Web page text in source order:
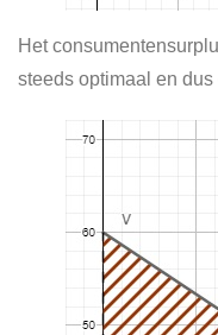
Het
steeds optimaal en